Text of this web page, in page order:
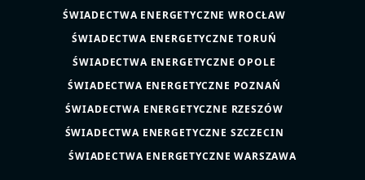
ŚWIADECTWA ENERGETYCZNE WROCŁAW
ŚWIADECTWA ENERGETYCZNE TORUŃ
ŚWIADECTWA ENERGETYCZNE OPOLE
ŚWIADECTWA ENERGETYCZNE POZNAŃ
ŚWIADECTWA ENERGETYCZNE RZESZÓW
ŚWIADECTWA ENERGETYCZNE SZCZECIN
ŚWIADECTWA ENERGETYCZNE WARSZAWA